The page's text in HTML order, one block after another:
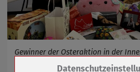
Gewinner der Osteraktion in der
Zum Betrieb der Seite